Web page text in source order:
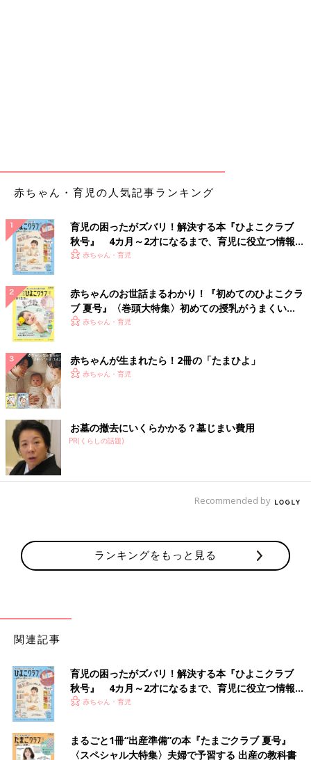
赤ちゃんが体のバランスを崩して倒れそうになったとき、すぐに
助けられるよう大人がそばについていれば大丈夫。嫌なときは泣
いて教えてくれます。
「はいはい」は赤ちゃんの個性が出やすい！
はいはいは、する子・しない子にわかれる運動発達の一つです。
種類もさまざまで、うつぶせの姿勢で、両手・両足を交互に動か
して進む「ずりばい」、おしりを高く上げて、ひざを床につけず
に伸ばしたままの「高ばい」などがあります。
Q はいはいをせずにつかまり立ちを始めてしまいました
A はいはいは、必ずするとは限りません
発達には個人差があり、パターンもいろいろ。はいはいをしない
子も、先につかまり立ちをして、はいはいをあとからする子もい
ます。しなくても、順番が違っても、問題ありません。
Q ずりばいからおなかを持ち上げたはいはいには移行する
ずりばいははいはいの一種です。ずりばいのままの子も、ずりば
いからおなかが持ち上がったはいはいに移行する子も。いきなり
取材・文／ひよこクラブ編集部
うになり、「はいはい」はする子もしない子もいる運動発達。
「まだしない」「する気配がない」と心配になるママ・パパもい
るかもしれませんが、赤ちゃんによって、したり、しなかった
り、早めだったり、ゆっくりだったりするのは、赤ちゃんの好き
嫌いやそのときの意欲によるものと考えられます。ママ・パパは
あせることなく、“その子らしさ”を見守ってあげてください。
赤ちゃん・育児の人気記事ランキング
育児の困ったがズバリ！解決する本『ひよこクラブ
秋号』 4カ月～2才になるまで、育児に役立つ情報が
いっぱい！
赤ちゃん・育児
赤ちゃんのお世話まるわかり！『初めてのひよこクラ
ブ 夏号』〈巻頭大特集〉初めての授乳がうまくい
く！ おっぱい・ミルクの基本と夏のトラブル 解決テ
赤ちゃん・育児
赤ちゃんが生まれたら！2冊の「たまひよ」
赤ちゃん・育児
お墓の撤去にいくらかかる？墓じまい費用
PR(くらしの話題)
Recommended by
ランキングをもっと見る
関連記事
育児の困ったがズバリ！解決する本『ひよこクラブ
秋号』 4カ月～2才になるまで、育児に役立つ情報が
いっぱい！
赤ちゃん・育児
まるごと1冊“出産準備”の本『たまごクラブ 夏号』
〈スペシャル大特集〉夫婦で予習する 出産の教科書